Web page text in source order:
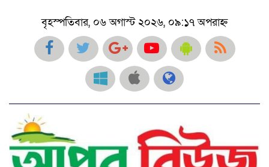
বৃহস্পতিবার, ০৬ অগাস্ট ২০২৬, ০৯:১৭ অপরাহ্ন